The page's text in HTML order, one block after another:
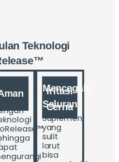
Teknologi
Mencegah
Iritasi
Saluran
Cerna
Suplemen
yang
sulit
larut
bisa